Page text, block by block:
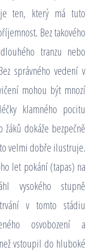
ten, který má tuto
Bez takového
tranzu nebo
správného vedení v
mohou být mnozí
klamného pocitu
žáků dokáže bezpečně
velmi dobře ilustruje.
let pokání (tapas) na
vysokého stupně
v tomto stádiu
osvobození a
vstoupil do hluboké